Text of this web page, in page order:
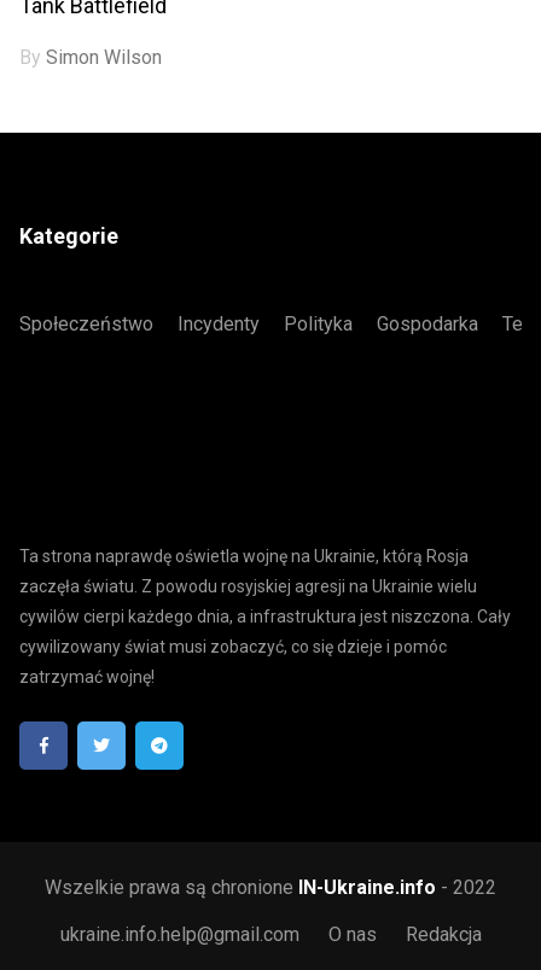
Tank Battlefield
BySimon Wilson
Kategorie
Społeczeństwo Incydenty Polityka Gospodarka
Ta strona naprawdę oświetla wojnę na Ukrainie, którą Rosja
zaczęła światu. Z powodu rosyjskiej agresji na Ukrainie wielu
cywilów cierpi każdego dnia, a infrastruktura jest niszczona. Cały
cywilizowany świat musi zobaczyć, co się dzieje i pomóc
zatrzymać wojnę!
Wszelkie prawa są chronione IN-Ukraine.info - 2022
ukraine.info.help@gmail.com O nas Redakcja